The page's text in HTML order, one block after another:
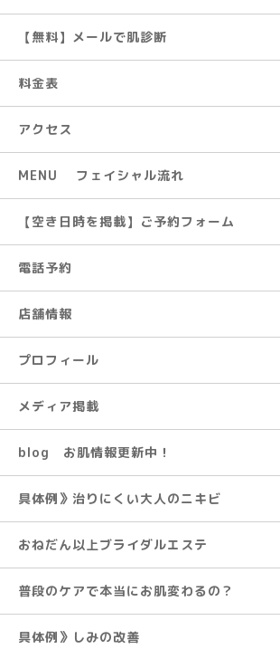
【無料】メールで肌診断
料金表
アクセス
MENU フェイシャル流れ
【空き日時を掲載】ご予約フォーム
電話予約
店舗情報
プロフィール
メディア掲載
blog お肌情報更新中！
具体例》治りにくい大人のニキビ
おねだん以上ブライダルエステ
普段のケアで本当にお肌変わるの？
具体例》しみの改善